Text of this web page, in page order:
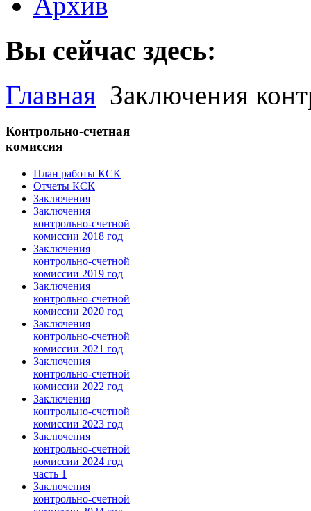
Вы сейчас здесь:
Главная Заключения
Контрольно-счетная
комиссия
План работы КСК
Отчеты КСК
Заключения
Заключения
контрольно-счетной
комиссии 2018 год
Заключения
контрольно-счетной
комиссии 2019 год
Заключения
контрольно-счетной
комиссии 2020 год
Заключения
контрольно-счетной
комиссии 2021 год
Заключения
контрольно-счетной
комиссии 2022 год
Заключения
контрольно-счетной
комиссии 2023 год
Заключения
контрольно-счетной
комиссии 2024 год
часть 1
Заключения
контрольно-счетной